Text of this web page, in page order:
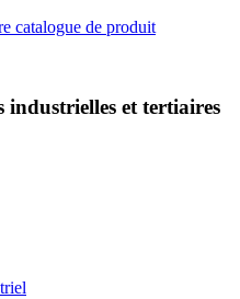
catalogue de produit
industrielles et tertiaires